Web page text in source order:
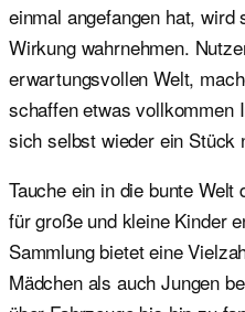
einmal angefangen hat, wird
Wirkung wahrnehmen.
erwartungsvollen Welt,
schaffen etwas
sich selbst wieder ein Stück
Tauche ein in die bunte
für große und kleine Kinder
Sammlung bietet eine
Mädchen als auch Jungen